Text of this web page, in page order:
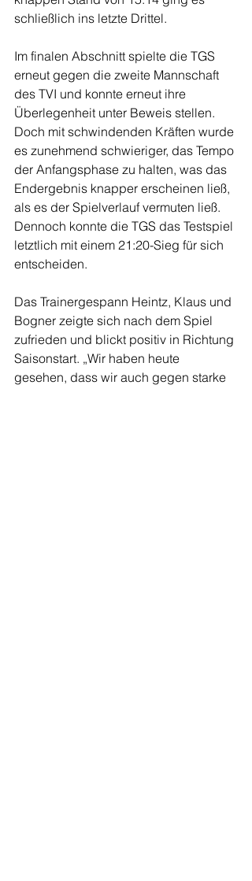
schließlich ins letzte Drittel.
Im finalen Abschnitt spielte die TGS
erneut gegen die zweite Mannschaft
des TVI und konnte erneut ihre
Überlegenheit unter Beweis stellen.
Doch mit schwindenden Kräften wurde
es zunehmend schwieriger, das Tempo
der Anfangsphase zu halten, was das
Endergebnis knapper erscheinen ließ,
als es der Spielverlauf vermuten ließ.
Dennoch konnte die TGS das Testspiel
letztlich mit einem 21:20-Sieg für sich
entscheiden.
Das Trainergespann Heintz, Klaus und
Bogner zeigte sich nach dem Spiel
zufrieden und blickt positiv in Richtung
Saisonstart. „Wir haben heute
gesehen, dass wir auch gegen starke